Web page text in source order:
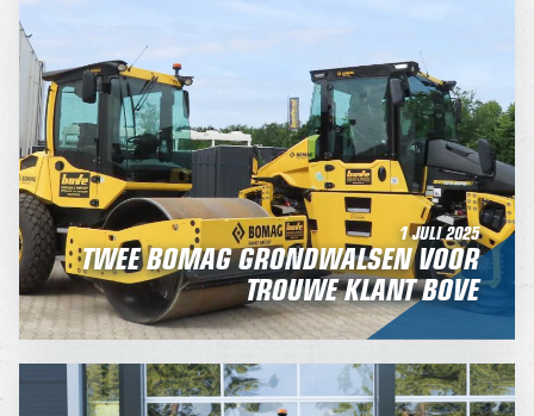
1 JULI 2025
TWEE BOMAG GRONDWALSEN VOOR
TROUWE KLANT BOVE